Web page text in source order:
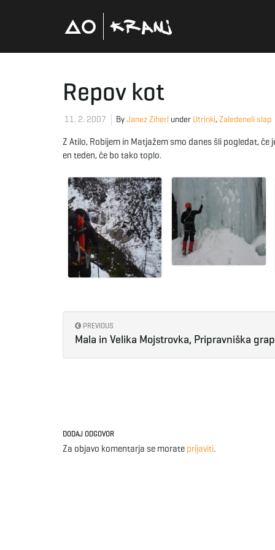
Repov kot
11. 2. 2007 ByJanez Ziherl under Utrinki, Zaledeneli slap
Z Atilo, Robijem in Matjažem smo danes šli pogledat,
en teden, če bo tako toplo.
PREVIOUS
Mala in Velika Mojstrovka, Pripravniška
DODAJ ODGOVOR
Za objavo komentarja se morate prijaviti.